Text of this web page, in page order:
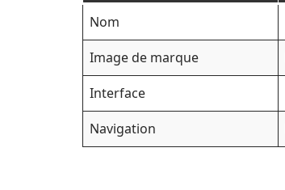
Nom
Image de marque
Interface
Navigation